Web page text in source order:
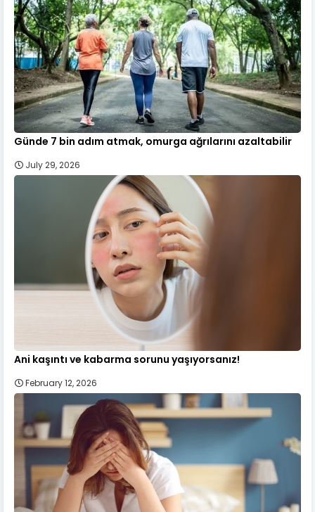
Günde 7 bin adım atmak, omurga ağrılarını azaltabilir
July 29, 2026
Ani kaşıntı ve kabarma sorunu yaşıyorsanız!
February 12, 2026